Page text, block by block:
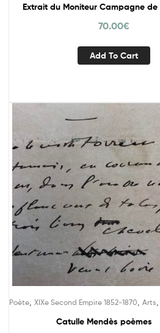
Extrait du Moniteur Campagne de
70.00€
Add To Cart
Poète XIXe Second Empire 1852-1870 Arts
Catulle Mendès poèmes